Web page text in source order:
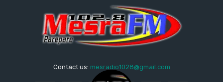
Contact us: mesradio1028@gmail.com